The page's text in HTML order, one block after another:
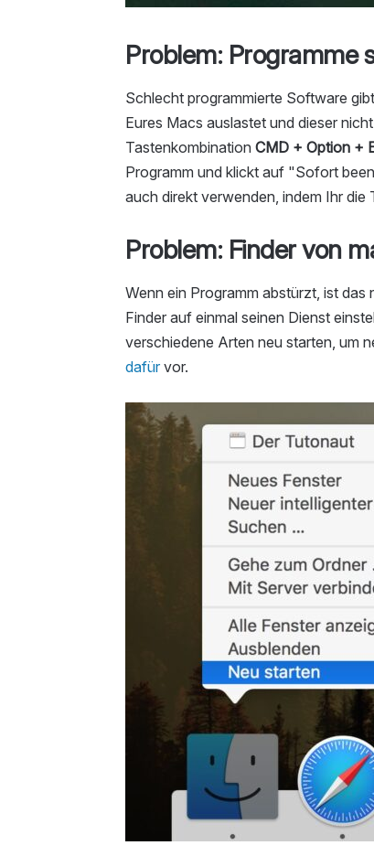
Problem: Programme
Schlecht programmierte Software
Eures Macs auslastet und dieser
Tastenkombination CMD + Option +
Programm und klickt auf "Sofort
auch direkt verwenden, indem Ihr
Problem: Finder von
Wenn ein Programm abstürzt, ist das
Finder auf einmal seinen Dienst
verschiedene Arten neu starten, um
dafür vor.